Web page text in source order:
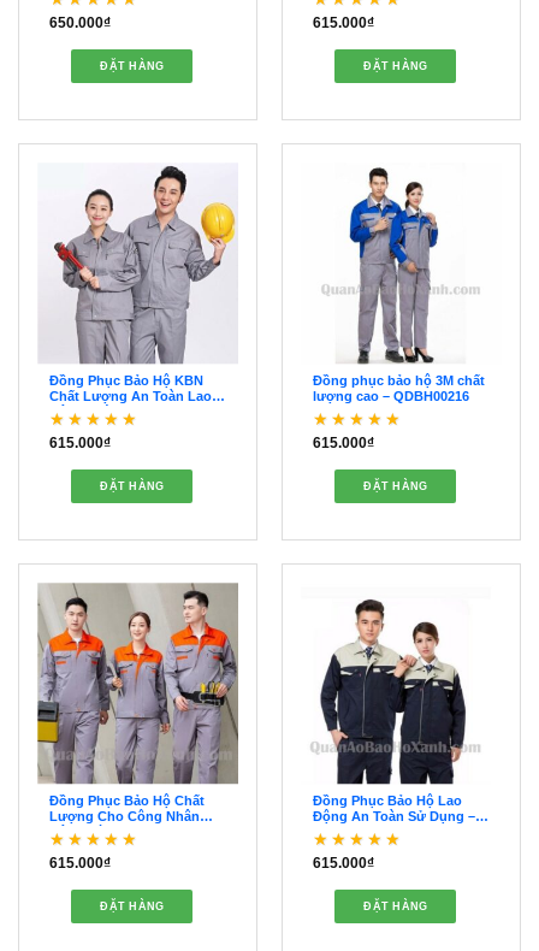
Được xếp hạng
650.000₫
ĐẶT HÀNG
Được xếp hạng
615.000₫
ĐẶT HÀNG
Đồng Phục Bảo Hộ KBN
Chất Lượng An Toàn Lao
Động Giá Rẻ – QDBH00217
Được xếp hạng
615.000₫
ĐẶT HÀNG
Đồng phục bảo hộ 3M chất
lượng cao – QDBH00216
Được xếp hạng
615.000₫
ĐẶT HÀNG
Đồng Phục Bảo Hộ Chất
Lượng Cho Công Nhân
Công Trình- QDBH00215
Được xếp hạng
615.000₫
ĐẶT HÀNG
Đồng Phục Bảo Hộ Lao
Động An Toàn Sử Dụng –
QDBH00214
Được xếp hạng
615.000₫
ĐẶT HÀNG